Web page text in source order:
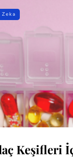
Zeka
Keşifleri